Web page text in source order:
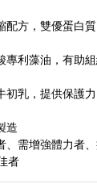
配方，雙優蛋白質
專利藻油，有助
初乳，提供保護
造
、需增強體力者、
者